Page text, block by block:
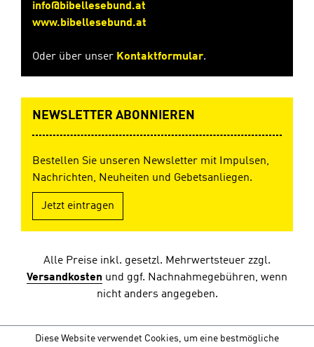
info@bibellesebund.at
www.bibellesebund.at
Oder über unser Kontaktformular.
NEWSLETTER ABONNIEREN
Bestellen Sie unseren Newsletter mit Impulsen,
Nachrichten, Neuheiten und Gebetsanliegen.
Jetzt eintragen
Alle Preise inkl. gesetzl. Mehrwertsteuer zzgl.
Versandkosten und ggf. Nachnahmegebühren, wenn
nicht anders angegeben.
Diese Website verwendet Cookies, um eine bestmögliche